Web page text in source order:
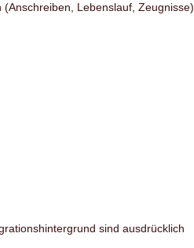
Lebenslauf, Zeugnisse)
sind ausdrücklich